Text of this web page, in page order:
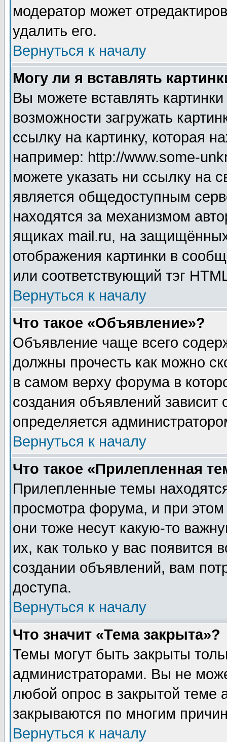
модератор может
удалить его.
Вернуться к началу
Могу ли я вставлять
Вы можете вставлять
возможности загружать
ссылку на картинку, которая
например: http://www.some-
можете указать ни ссылку на
является общедоступным
находятся за механизмом
ящиках mail.ru, на
отображения картинки в
или соответствующий тэг
Вернуться к началу
Что такое «Объявление»?
Объявление чаще всего
должны прочесть как можно
в самом верху форума в
создания объявлений зависит
определяется
Вернуться к началу
Что такое «Прилепленная
Прилепленные темы
просмотра форума, и при
они тоже несут какую-то
их, как только у вас появится
создании объявлений, вам
доступа.
Вернуться к началу
Что значит «Тема закрыта»?
Темы могут быть закрыты
администраторами. Вы не
любой опрос в закрытой теме
закрываются по многим
Вернуться к началу